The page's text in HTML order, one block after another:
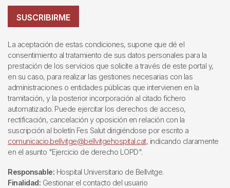
SUSCRIBIRME
La aceptación de estas condiciones, supone que dé el
consentimiento al tratamiento de sus datos personales para la
prestación de los servicios que solicite a través de este portal y,
en su caso, para realizar las gestiones necesarias con las
administraciones o entidades públicas que intervienen en la
tramitación, y la posterior incorporación al citado fichero
automatizado. Puede ejercitar los derechos de acceso,
rectificación, cancelación y oposición en relación con la
suscripción al boletín Fes Salut dirigiéndose por escrito a
comunicacio.bellvitge@bellvitgehospital.cat, indicando claramente
en el asunto "Ejercicio de derecho LOPD".
Responsable: Hospital Universitario de Bellvitge.
Finalidad: Gestionar el contacto del usuario